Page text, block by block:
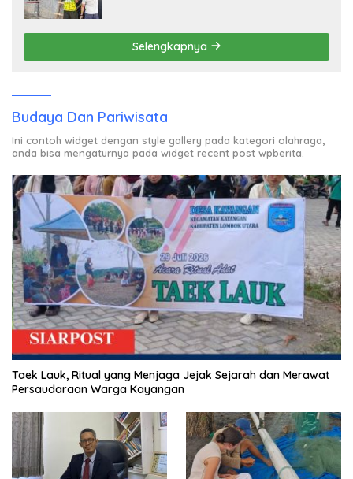
Selengkapnya
Budaya Dan Pariwisata
Ini contoh widget dengan style gallery pada kategori olahraga,
anda bisa mengaturnya pada widget recent post wpberita.
Taek Lauk, Ritual yang Menjaga Jejak Sejarah dan Merawat
Persaudaraan Warga Kayangan